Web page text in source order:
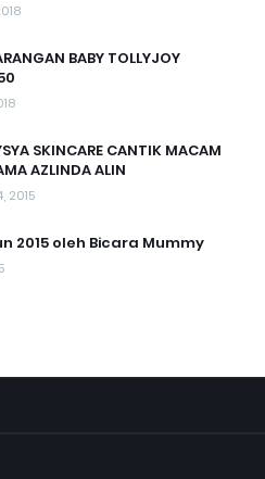
BABY TOLLYJOY
SKINCARE CANTIK MACAM
AZLINDA ALIN
2015
2015 oleh Bicara Mummy